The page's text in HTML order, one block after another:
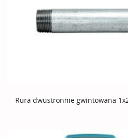
Rura dwustronnie gwintowana